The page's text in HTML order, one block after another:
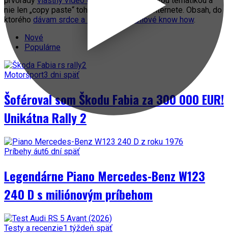
nie len „copy paste“ toho, čo práve fičí na internete. Obsah, do
ktorého dávam srdce a svoje automobilové know how.
Nové
Populárne
Motoršport3 dni späť
Šoféroval som Škodu Fabia za 300 000 EUR!
Unikátna Rally 2
Príbehy áut6 dní späť
Legendárne Piano Mercedes-Benz W123
240 D s miliónovým príbehom
Testy a recenzie1 týždeň späť